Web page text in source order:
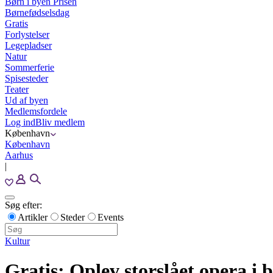
Børnefødselsdag
Gratis
Forlystelser
Legepladser
Natur
Sommerferie
Spisesteder
Teater
Ud af byen
Medlemsfordele
Log indBliv medlem
København
København
Aarhus
|
Søg efter:
Artikler
Steder Events
Kultur